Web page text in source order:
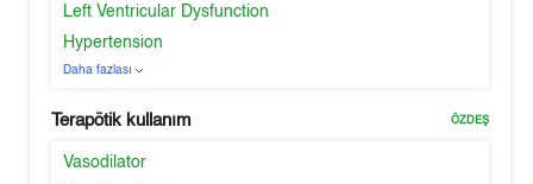
Left Ventricular Dysfunction
Hypertension
Daha fazlası
Terapötik kullanım ÖZDEŞ
Vasodilator